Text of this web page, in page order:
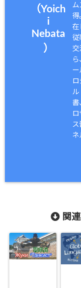
（Yoich
i
Nebata
）
ム
得
在
従
交
ー
書
ス
ネ
関